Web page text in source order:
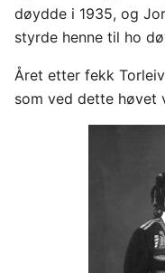
døydde i 1935, og
styrde henne til ho
Året etter fekk
som ved dette